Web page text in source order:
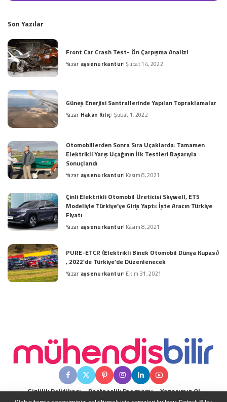
Son Yazılar
Front Car Crash Test- Ön Çarpışma Analizi
Posted
Yazar aysenurkantur Şubat 14, 2022
Güneş Enerjisi Santrallerinde Yapılan Topraklamalar
Posted
Yazar Hakan Kılıç Şubat 1, 2022
Otomobillerden Sonra Sıra Uçaklarda: Tamamen
Elektrikli Yarış Uçağının İlk Testleri Başarıyla
Sonuçlandı
Posted
Yazar aysenurkantur Kasım 8, 2021
Çinli Elektrikli Otomobil Üreticisi Skywell, ET5
Modeliyle Türkiye’ye Giriş Yaptı: İşte Aracın Türkiye
Fiyatı
Posted
Yazar aysenurkantur Kasım 8, 2021
PURE-ETCR (Elektrikli Binek Otomobil Dünya Kupası)
, 2022’de Türkiye’de Düzenlenecek
Posted
Yazar aysenurkantur Ekim 31, 2021
Gizlilik Politikası Partnerlik Programı Yazarımız Ol